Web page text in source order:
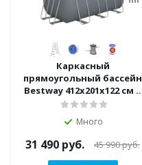
Каркасный
прямоугольный бассейн
Bestway 412х201х122 см +
фильтр-насос 2006 л/ч,
Много
31 490 руб. 45 990руб.